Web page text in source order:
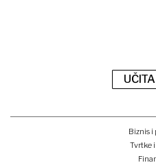
Biznis i
Tvrtke